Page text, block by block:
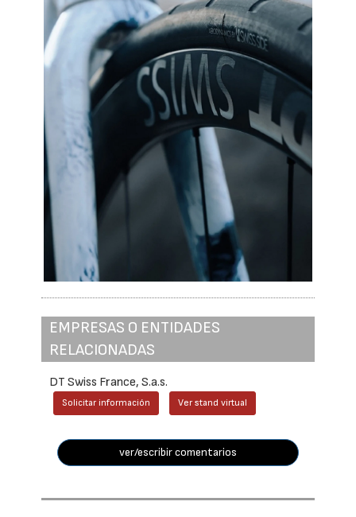
EMPRESAS O ENTIDADES
RELACIONADAS
DT Swiss France, S.a.s.
Solicitar información Ver stand virtual
ver/escribir comentarios